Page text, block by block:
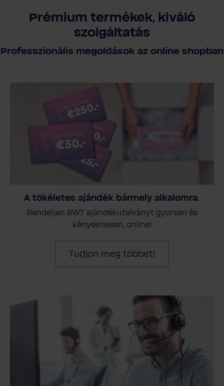
Prémium termékek, kiváló
szolgáltatás
Professzionális megoldások az online shopban
A tökéletes ajándék bármely alkalomra.
Rendeljen BWT ajándékutalványt gyorsan és
kényelmesen, online!
Tudjon meg többet!